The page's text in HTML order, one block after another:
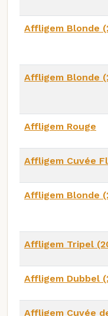
Affligem Blonde
Affligem Blonde
Affligem Rouge
Affligem Cuvée
Affligem Blonde
Affligem Tripel
Affligem Dubbel
Affligem Cuvée